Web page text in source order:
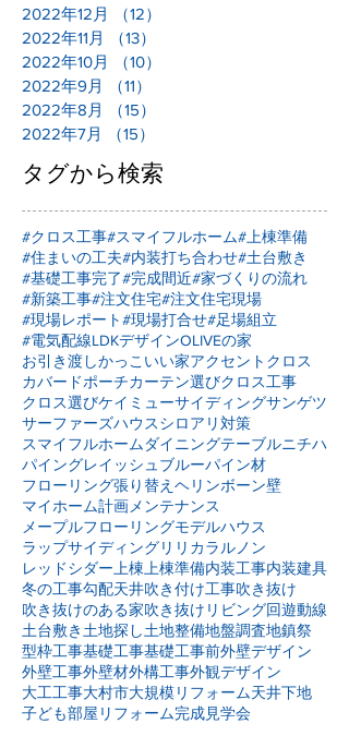
2022年12月
（12）
2022年11月
（13）
2022年10月
（10）
2022年9月
（11）
2022年8月
（15）
2022年7月
（15）
タグから検索
#クロス工事#スマイフルホーム#上棟準備
#住まいの工夫#内装打ち合わせ#土台敷き
#基礎工事完了#完成間近#家づくりの流れ
#新築工事#注文住宅#注文住宅現場
#現場レポート#現場打合せ#足場組立
#電気配線LDKデザインOLIVEの家
お引き渡しかっこいい家アクセントクロス
カバードポーチカーテン選びクロス工事
クロス選びケイミューサイディングサンゲツ
サーファーズハウスシロアリ対策
スマイフルホームダイニングテーブルニチハ
パイングレイッシュブルーパイン材
フローリング張り替え ヘリンボーン壁
マイホーム計画 メンテナンス
メープルフローリングモデルハウス
ラップサイディングリリカラ ルノン
レッドシダー 上棟 上棟準備内装工事内装建具
冬の工事勾配天井吹き付け工事吹き抜け
吹き抜けのある家吹き抜けリビング回遊動線
土台敷き 土地探し土地整備地盤調査地鎮祭
型枠工事基礎工事基礎工事前外壁デザイン
外壁工事外壁材外構工事外観デザイン
大工工事大村市大規模リフォーム天井下地
子ども部屋リフォーム完成見学会